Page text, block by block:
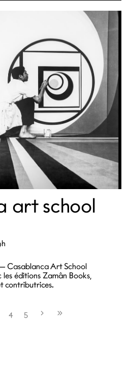
art school
Casablanca Art School
les éditions Zamân Books,
contributrices.
4 5